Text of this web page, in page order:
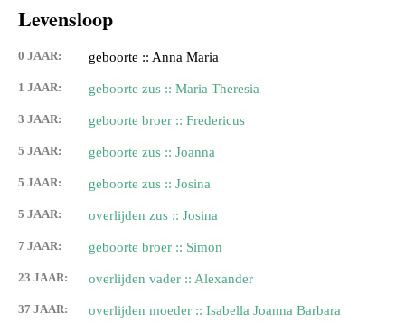
Levensloop
0 JAAR: geboorte :: Anna Maria
1 JAAR: geboorte zus :: Maria Theresia
3 JAAR: geboorte broer :: Fredericus
5 JAAR: geboorte zus :: Joanna
5 JAAR: geboorte zus :: Josina
5 JAAR: overlijden zus :: Josina
7 JAAR: geboorte broer :: Simon
23 JAAR: overlijden vader :: Alexander
37 JAAR: overlijden moeder :: Isabella Joanna Barbara